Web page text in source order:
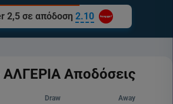
2,5 σε απόδοση 2.10
Αποδόσεις
Draw Away